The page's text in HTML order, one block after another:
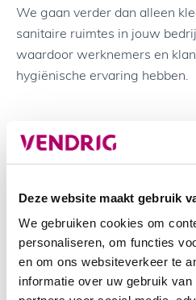
Deze website maakt gebruik
We gebruiken cookies om
personaliseren, om functies
en om ons websiteverkeer te
informatie over uw gebruik
We gaan verder dan alleen
sanitaire ruimtes in jouw
waardoor werknemers en
hygiënische ervaring hebben.
Soorten
Witte toiletbrilreiniger:
twee verschillende
Wit staat voor reinheid
Het geeft je
gevoel.
RVS-look reiniger:naast